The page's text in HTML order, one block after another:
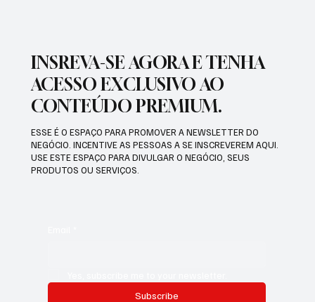
INSREVA-SE AGORA E TENHA
ACESSO EXCLUSIVO AO
CONTEÚDO PREMIUM.
ESSE É O ESPAÇO PARA PROMOVER A NEWSLETTER DO
NEGÓCIO. INCENTIVE AS PESSOAS A SE INSCREVEREM AQUI.
USE ESTE ESPAÇO PARA DIVULGAR O NEGÓCIO, SEUS
PRODUTOS OU SERVIÇOS.
Subscribe